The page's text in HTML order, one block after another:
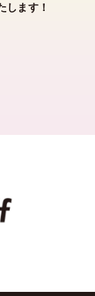
します！